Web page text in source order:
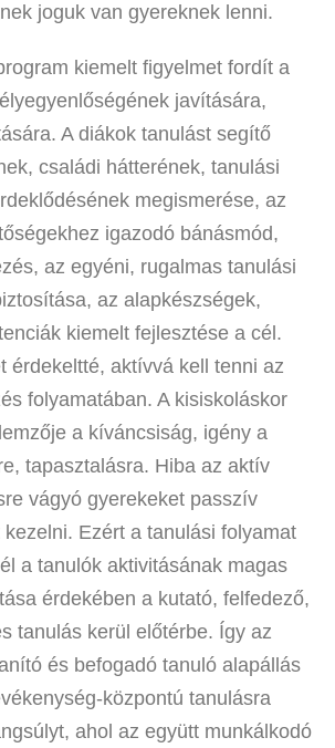
joguk van gyereknek lenni.
kiemelt figyelmet fordít a
javítására,
A diákok tanulást segítő
családi hátterének, tanulási
megismerése, az
igazodó bánásmód,
az egyéni, rugalmas tanulási
az alapkészségek,
kiemelt fejlesztése a cél.
érdekeltté, aktívvá kell tenni az
folyamatában. A kisiskoláskor
a kíváncsiság, igény a
tapasztalásra. Hiba az aktív
vágyó gyerekeket passzív
kezelni. Ezért a tanulási folyamat
a tanulók aktivitásának magas
érdekében a kutató, felfedező,
tanulás kerül előtérbe. Így az
és befogadó tanuló alapállás
központú tanulásra
ahol az együtt munkálkodó